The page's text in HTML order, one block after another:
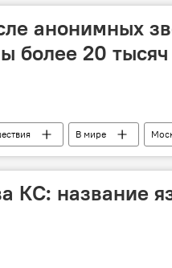
анонимных
более 20
В мире
КС: название